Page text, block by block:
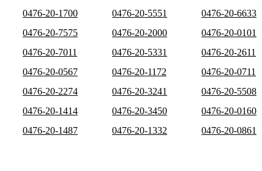
0476-20-1700 0476-20-5551 0476-20-6633
0476-20-7575 0476-20-2000 0476-20-0101
0476-20-7011 0476-20-5331 0476-20-2611
0476-20-0567 0476-20-1172 0476-20-0711
0476-20-2274 0476-20-3241 0476-20-5508
0476-20-1414 0476-20-3450 0476-20-0160
0476-20-1487 0476-20-1332 0476-20-0861